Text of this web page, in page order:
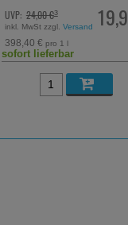
UVP: 24,00 €³
inkl. MwSt zzgl. Versand
398,40 € pro 1 l
sofort lieferbar